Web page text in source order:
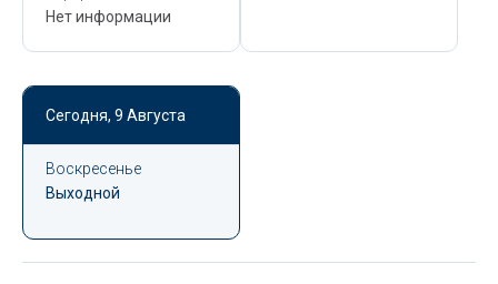
Нет информации
Сегодня, 9 Августа
Воскресенье
Выходной